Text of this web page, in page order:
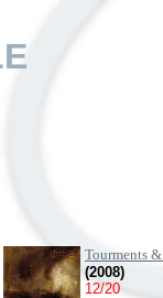
Tourments
(2008)
12/20